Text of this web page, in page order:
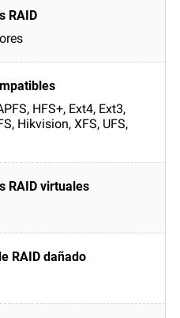
HFS+, Ext4, Ext3,
Hikvision, XFS, UFS,